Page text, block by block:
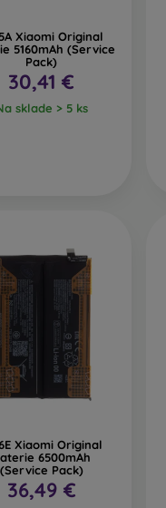
Xiaomi Original
5160mAh (Service
Pack)
30,41 €
sklade > 5 ks
Xiaomi Original
6500mAh
(Service Pack)
36,49 €